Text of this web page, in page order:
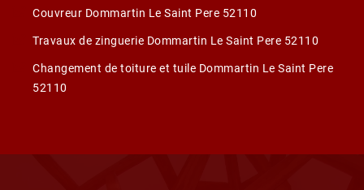
Couvreur Dommartin Le Saint Pere 52110
Travaux de zinguerie Dommartin Le Saint Pere 52110
Changement de toiture et tuile Dommartin Le Saint Pere
52110